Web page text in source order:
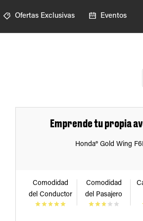
Ofertas Exclusivas Eventos
Emprende tu propia
Honda® Gold Wing
Comodidad
del Conductor
Comodidad
del Pasajero